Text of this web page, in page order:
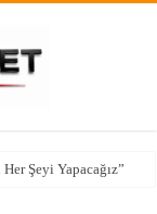
Şeyi Yapacağız”
alarm veriyor